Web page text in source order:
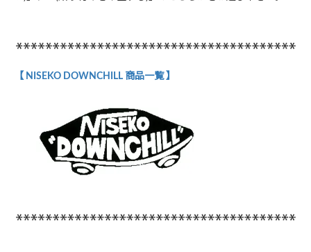
【 NISEKO DOWNCHILL 商品一覧 】